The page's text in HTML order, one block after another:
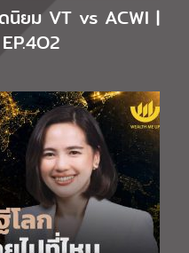
นิยม VT vs ACWI |